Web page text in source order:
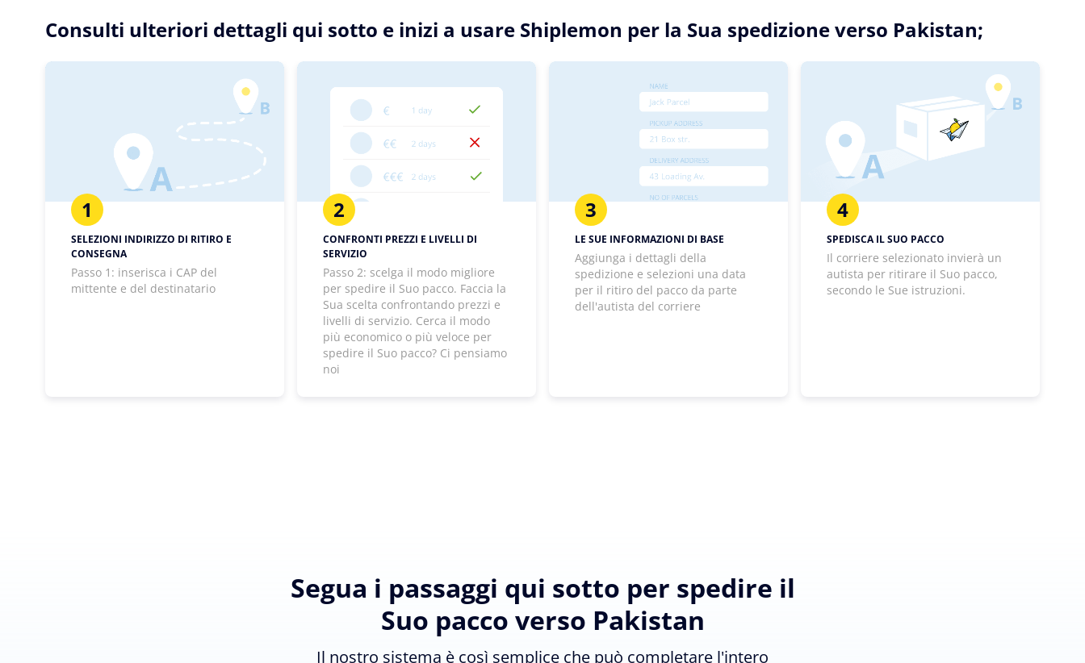
Consulti ulteriori dettagli qui sotto e inizi a usare Shiplemon per la Sua spedizione verso Pakistan;
1
SELEZIONI INDIRIZZO DI RITIRO E
CONSEGNA
Passo 1: inserisca i CAP del
mittente e del destinatario
2
CONFRONTI PREZZI E LIVELLI DI
SERVIZIO
Passo 2: scelga il modo migliore
per spedire il Suo pacco. Faccia la
Sua scelta confrontando prezzi e
livelli di servizio. Cerca il modo
più economico o più veloce per
spedire il Suo pacco? Ci pensiamo
noi
3
LE SUE INFORMAZIONI DI BASE
Aggiunga i dettagli della
spedizione e selezioni una data
per il ritiro del pacco da parte
dell'autista del corriere
4
SPEDISCA IL SUO PACCO
Il corriere selezionato invierà un
autista per ritirare il Suo pacco,
secondo le Sue istruzioni.
Segua i passaggi qui sotto per spedire il
Suo pacco verso Pakistan
Il nostro sistema è così semplice che può completare l'intero